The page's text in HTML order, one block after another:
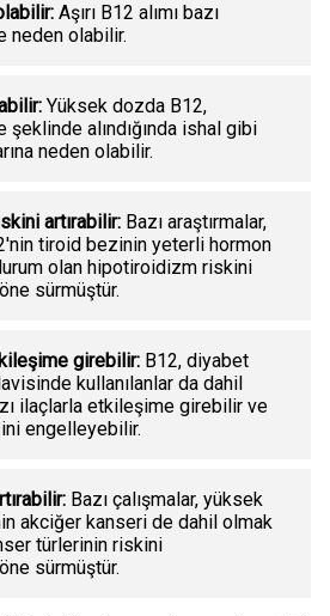
Aşırı B12 alımı bazı
neden olabilir.
Yüksek dozda B12,
alındığında ishal gibi
neden olabilir.
artırabilir: Bazı araştırmalar,
tiroid bezinin yeterli hormon
olan hipotiroidizm riskini
sürmüştür.
girebilir: B12, diyabet
kullanılanlar da dahil
ilaçlarla etkileşime girebilir ve
engelleyebilir.
Bazı çalışmalar, yüksek
akciğer kanseri de dahil olmak
türlerinin riskini
sürmüştür.